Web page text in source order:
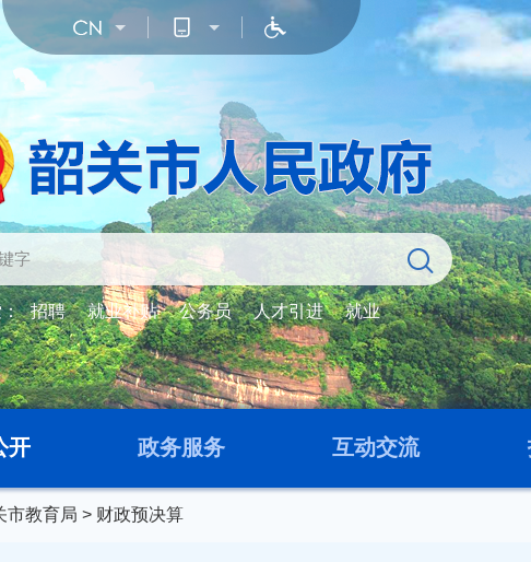
招聘 就业补贴 公务员 人才引进 就业
开 政务服务 互动交流
市教育局 > 财政预决算